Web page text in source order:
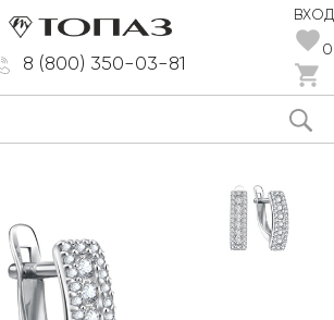
8 (800) 350-03-81
ВХОД
0